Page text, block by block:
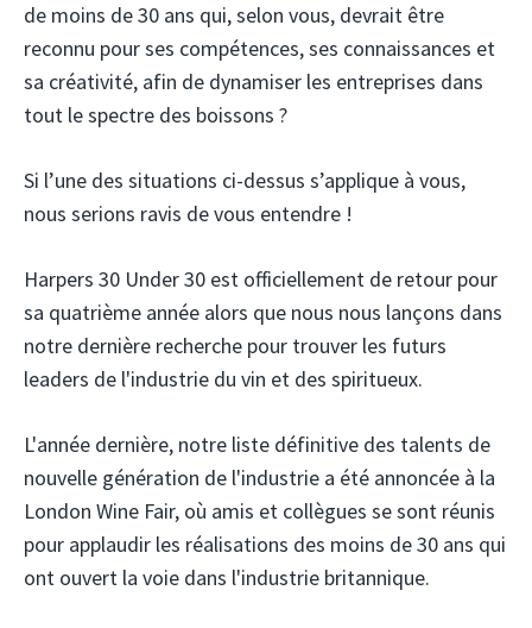
de moins de 30 ans qui, selon vous, devrait être
reconnu pour ses compétences, ses connaissances et
sa créativité, afin de dynamiser les entreprises dans
tout le spectre des boissons ?
Si l’une des situations ci-dessus s’applique à vous,
nous serions ravis de vous entendre !
Harpers 30 Under 30 est officiellement de retour pour
sa quatrième année alors que nous nous lançons dans
notre dernière recherche pour trouver les futurs
leaders de l'industrie du vin et des spiritueux.
L'année dernière, notre liste définitive des talents de
nouvelle génération de l'industrie a été annoncée à la
London Wine Fair, où amis et collègues se sont réunis
pour applaudir les réalisations des moins de 30 ans qui
ont ouvert la voie dans l'industrie britannique.